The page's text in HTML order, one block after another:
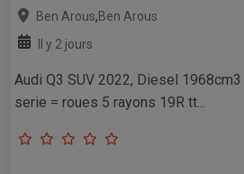
Ben Arous,Ben Arous
Il y 2 jours
Audi Q3 SUV 2022, Diesel
serie = roues 5 rayons 19R tt...